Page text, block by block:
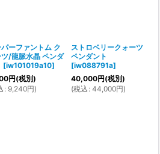
ーファントム ク
ツ/龍脈水晶 ペンダ
[iw101019a10]
円(税別)
: 9,240円)
ストロベリークォーツ
ペンダント
[iw088791a]
40,000円(税別)
(税込 : 44,000円)